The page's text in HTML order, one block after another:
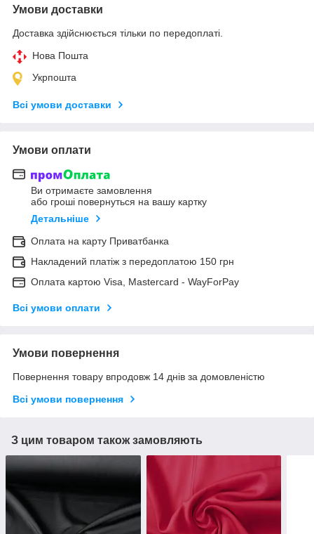
Умови доставки
Доставка здійснюється тільки по передоплаті.
Нова Пошта
Укрпошта
Всі умови доставки
Умови оплати
Ви отримаєте замовлення
або гроші повернуться на вашу картку
Детальніше
Оплата на карту Приватбанка
Накладений платіж з передоплатою 150 грн
Оплата картою Visa, Mastercard - WayForPay
Всі умови оплати
Умови повернення
Повернення товару впродовж 14 днів за домовленістю
Всі умови повернення
З цим товаром також замовляють